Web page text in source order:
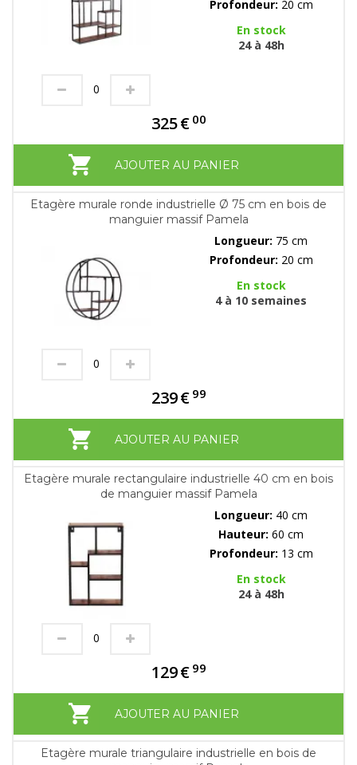
Profondeur: 20 cm
En stock
24 à 48h
325€ 00
AJOUTER AU PANIER
Etagère murale ronde industrielle Ø 75 cm en bois de
manguier massif Pamela
Longueur: 75 cm
Profondeur: 20 cm
En stock
4 à 10 semaines
239€ 99
AJOUTER AU PANIER
Etagère murale rectangulaire industrielle 40 cm en bois
de manguier massif Pamela
Longueur: 40 cm
Hauteur: 60 cm
Profondeur: 13 cm
En stock
24 à 48h
129€ 99
AJOUTER AU PANIER
Etagère murale triangulaire industrielle en bois de